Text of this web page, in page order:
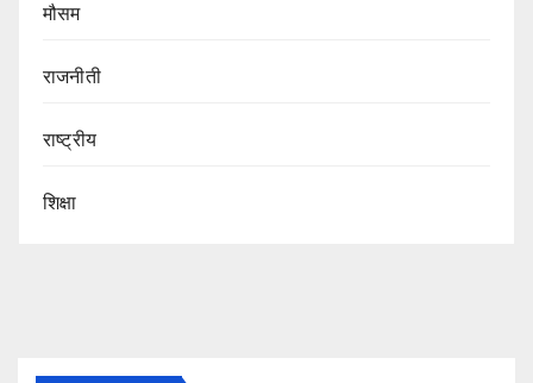
मौसम
राजनीती
राष्ट्रीय
शिक्षा